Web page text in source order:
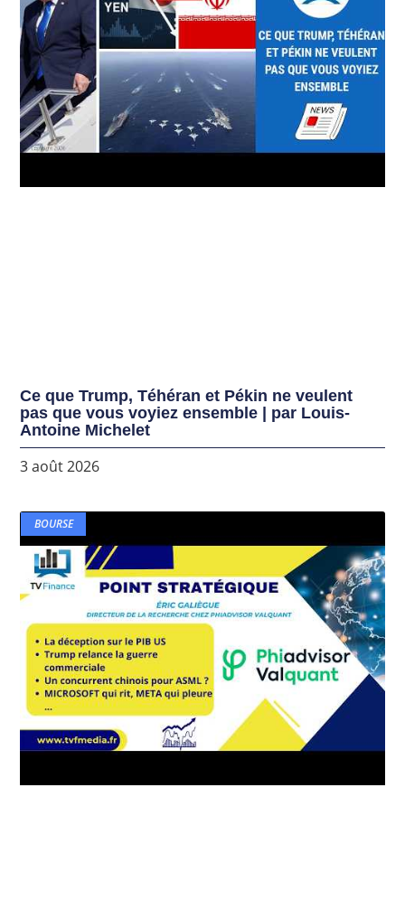
Ce que Trump, Téhéran et Pékin ne veulent
pas que vous voyiez ensemble | par Louis-
Antoine Michelet
3 août 2026
BOURSE